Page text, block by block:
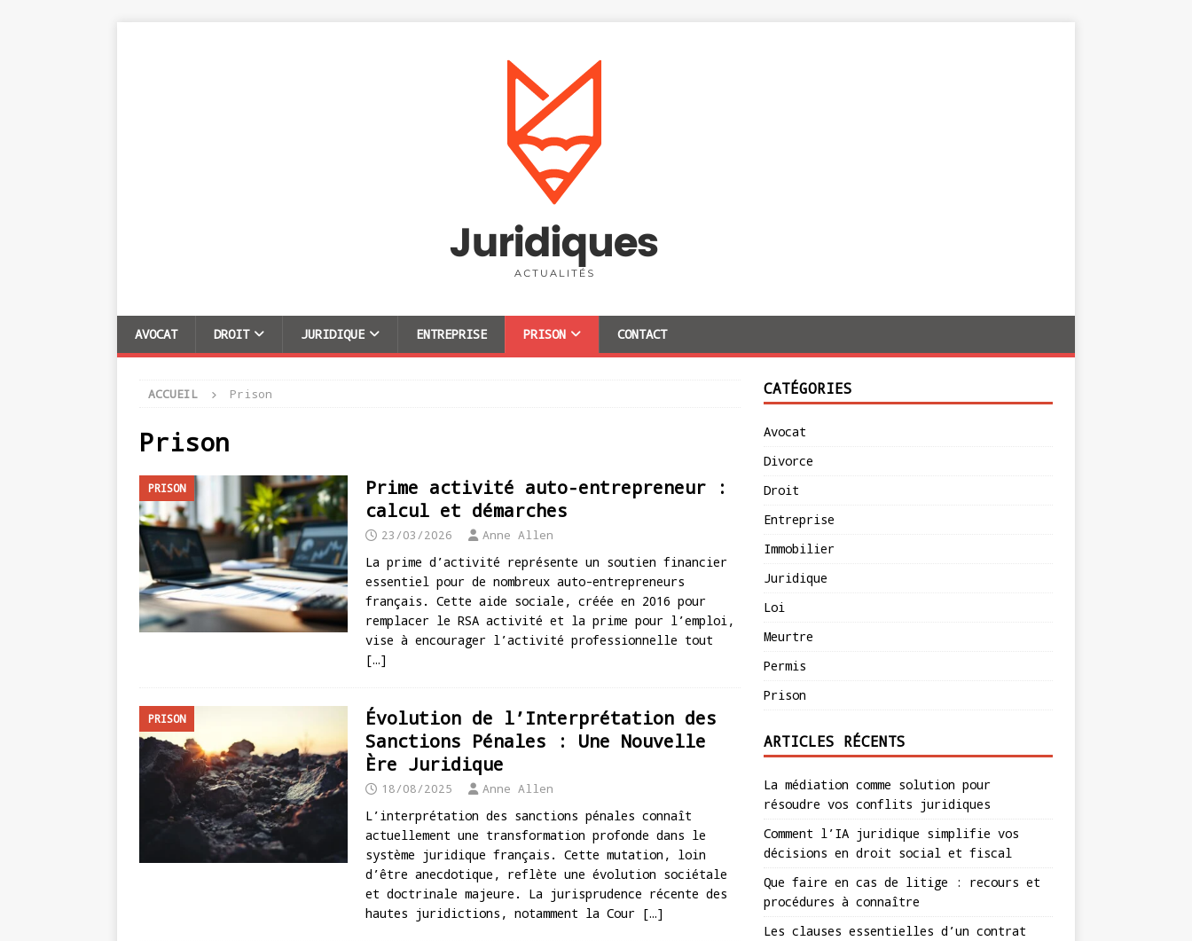
AVOCAT DROIT JURIDIQUE ENTREPRISE PRISON CONTACT
ACCUEIL Prison
Prison
PRISON
Prime activité auto-entrepreneur :
calcul et démarches
23/03/2026 Anne Allen
La prime d’activité représente un soutien financier
essentiel pour de nombreux auto-entrepreneurs
français. Cette aide sociale, créée en 2016 pour
remplacer le RSA activité et la prime pour l’emploi,
vise à encourager l’activité professionnelle tout
[…]
PRISON
Évolution de l’Interprétation des
Sanctions Pénales : Une Nouvelle
Ère Juridique
18/08/2025 Anne Allen
L’interprétation des sanctions pénales connaît
actuellement une transformation profonde dans le
système juridique français. Cette mutation, loin
d’être anecdotique, reflète une évolution sociétale
et doctrinale majeure. La jurisprudence récente des
hautes juridictions, notamment la Cour […]
CATÉGORIES
Avocat
Divorce
Droit
Entreprise
Immobilier
Juridique
Loi
Meurtre
Permis
Prison
ARTICLES RÉCENTS
La médiation comme solution pour
résoudre vos conflits juridiques
Comment l’IA juridique simplifie vos
décisions en droit social et fiscal
Que faire en cas de litige : recours et
procédures à connaître
Les clauses essentielles d’un contrat